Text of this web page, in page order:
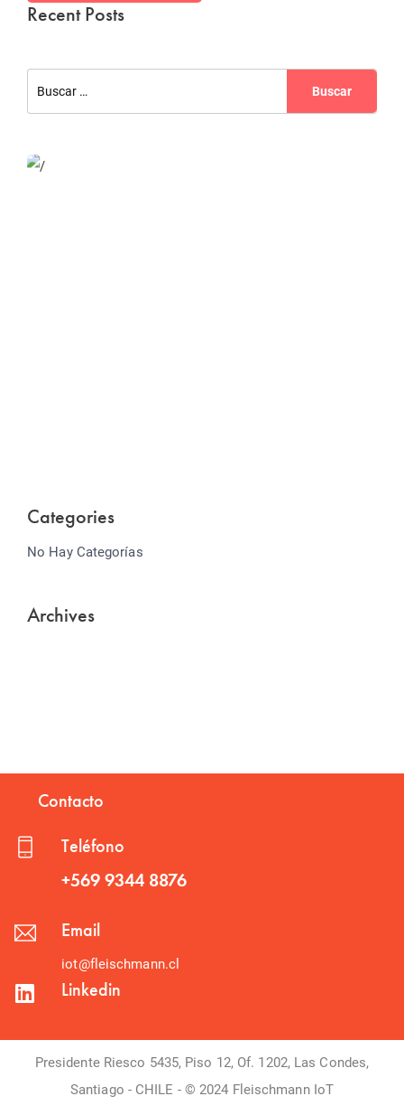
Recent Posts
Categories
No Hay Categorías
Archives
Contacto
Teléfono
+569 9344 8876
Email
iot@fleischmann.cl
Linkedin
Presidente Riesco 5435, Piso 12, Of. 1202, Las Condes,
Santiago - CHILE - © 2024 Fleischmann IoT